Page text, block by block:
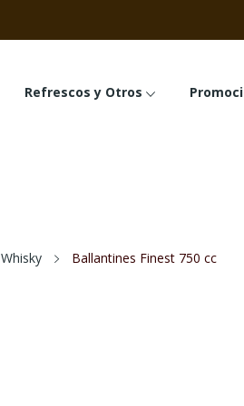
Refrescos y Otros
Whisky Ballantines Finest 750 cc